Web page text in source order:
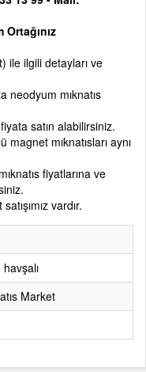
Ortağınız
ile ilgili detayları ve
neodyum mıknatıs
satın alabilirsiniz.
mıknatısları aynı
fiyatlarına ve
vardır.
Market